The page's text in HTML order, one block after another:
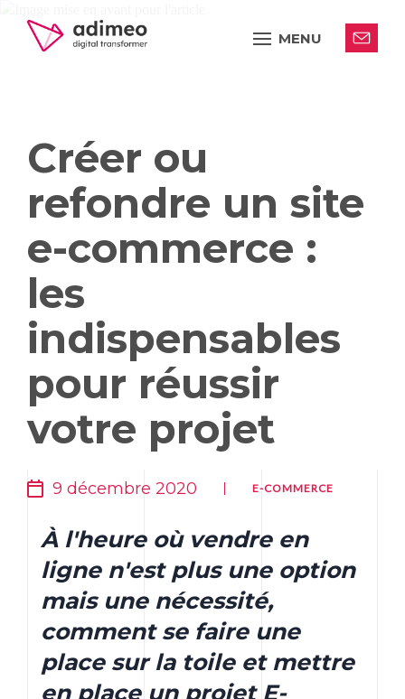
MENU
Créer ou
refondre un site
e-commerce :
les
indispensables
pour réussir
votre projet
9 décembre 2020 E-COMMERCE
À l'heure où vendre en
ligne n'est plus une option
mais une nécessité,
comment se faire une
place sur la toile et mettre
en place un projet E-